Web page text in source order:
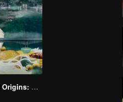
Flavorful Origins: Gui Yang